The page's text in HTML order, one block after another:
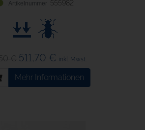
555982
€ 511,70 € inkl. Mwst.
Mehr Informationen